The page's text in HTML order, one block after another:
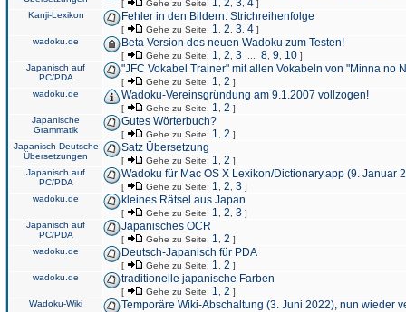
[ Gehe zu Seite: 1 2 3 4 ]
Kanji-Lexikon
Fehler in den Bildern: Strichreihenfolge
[ Gehe zu Seite: 1 2 3 4 ]
wadoku.de
Beta Version des neuen Wadoku zum Testen!
[ Gehe zu Seite: 1 2 3 8 9 10 ]
Japanisch auf
PC/PDA
"JFC Vokabel Trainer" mit allen Vokabeln von "Minna no
[ Gehe zu Seite: 1 2 ]
wadoku.de
Wadoku-Vereinsgründung am 9.1.2007 vollzogen!
[ Gehe zu Seite: 1 2 ]
Japanische
Grammatik
Gutes Wörterbuch?
[ Gehe zu Seite: 1 2 ]
Japanisch-Deutsche
Übersetzungen
Satz Übersetzung
[ Gehe zu Seite: 1 2 ]
Japanisch auf
PC/PDA
Wadoku für Mac OS X Lexikon/Dictionary.app (9. Januar
[ Gehe zu Seite: 1 2 3 ]
wadoku.de
kleines Rätsel aus Japan
[ Gehe zu Seite: 1 2 3 ]
Japanisch auf
PC/PDA
Japanisches OCR
[ Gehe zu Seite: 1 2 ]
wadoku.de
Deutsch-Japanisch für PDA
[ Gehe zu Seite: 1 2 ]
wadoku.de
traditionelle japanische Farben
[ Gehe zu Seite: 1 2 ]
Wadoku-Wiki
Temporäre Wiki-Abschaltung (3. Juni 2022), nun wieder